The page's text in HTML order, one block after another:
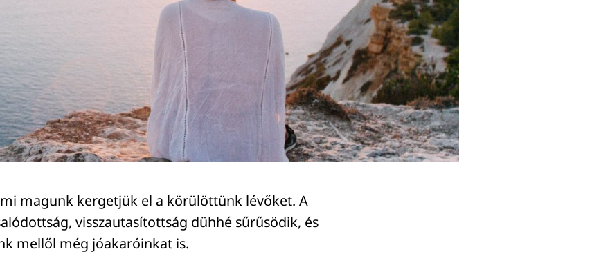
magunk kergetjük el a körülöttünk lévőket. A
visszautasítottság dühhé sűrűsödik, és
mellől még jóakaróinkat is.